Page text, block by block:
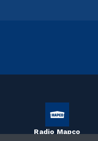
Radio Mapco